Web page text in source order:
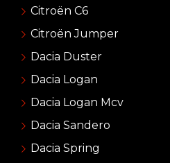
Citroën C6
Citroën Jumper
Dacia Duster
Dacia Logan
Dacia Logan Mcv
Dacia Sandero
Dacia Spring